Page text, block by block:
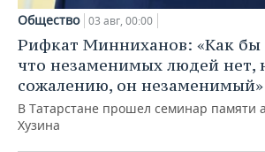
Общество 03 авг, 00:00
Рифкат Минниханов: «Как бы
что незаменимых людей нет,
сожалению, он незаменимый»
В Татарстане прошел семинар памяти
Хузина